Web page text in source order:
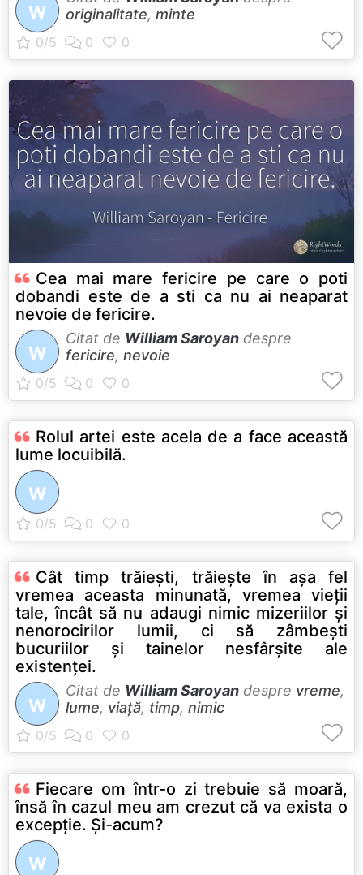
W
originalitate, minte
Cea mai mare fericire pe care o poti
dobandi este de a sti ca nu ai neaparat
nevoie de fericire.
W
Citat de William Saroyan despre
fericire, nevoie
Rolul artei este acela de a face această
lume locuibilă.
W
Cât timp trăieşti, trăieşte în aşa fel
vremea aceasta minunată, vremea vieţii
tale, încât să nu adaugi nimic mizeriilor şi
nenorocirilor lumii, ci să zâmbeşti
bucuriilor şi tainelor nesfârşite ale
existenţei.
W
Citat de William Saroyan despre vreme,
lume, viață, timp, nimic
Fiecare om într-o zi trebuie să moară,
însă în cazul meu am crezut că va exista o
excepţie. Şi-acum?
W